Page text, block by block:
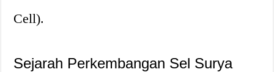
Cell).
Sejarah Perkembangan Sel Surya